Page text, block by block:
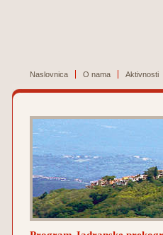
Naslovnica O nama Aktivnosti